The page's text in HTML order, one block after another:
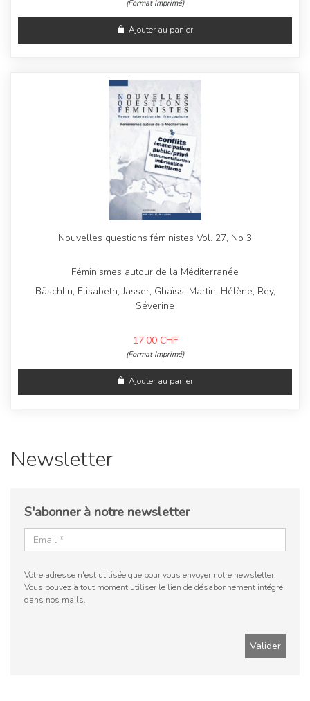
(Format Imprimé)
Ajouter au panier
Nouvelles questions féministes Vol. 27, No 3
Féminismes autour de la Méditerranée
Bäschlin, Elisabeth, Jasser, Ghaïss, Martin, Hélène, Rey,
Séverine
17,00 CHF
(Format Imprimé)
Ajouter au panier
Newsletter
S'abonner à notre newsletter
Votre adresse n'est utilisée que pour vous envoyer notre newsletter.
Vous pouvez à tout moment utiliser le lien de désabonnement intégré
dans nos mails.